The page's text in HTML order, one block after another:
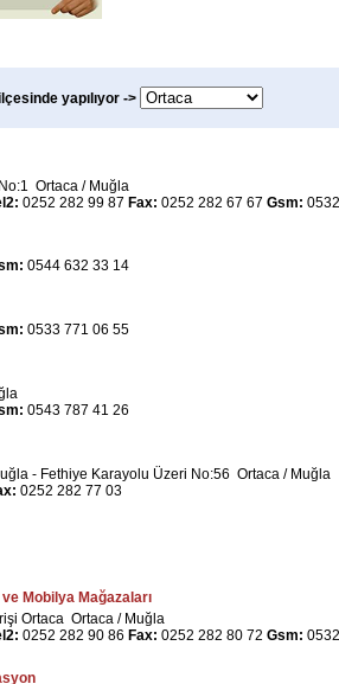
yapılıyor ->
Ortaca / Muğla
0252 282 99 87 Fax: 0252 282 67 67 Gsm:
0544 632 33 14
0533 771 06 55
0543 787 41 26
- Fethiye Karayolu Üzeri No:56 Ortaca / Muğla
0252 282 77 03
Mobilya Mağazaları
Ortaca Ortaca / Muğla
0252 282 90 86 Fax: 0252 282 80 72 Gsm: